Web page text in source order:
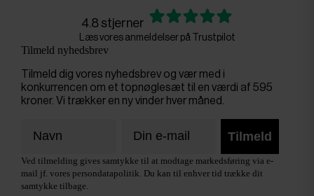
4.8 stjerner
Læs vores anmeldelser på Trustpilot
Tilmeld nyhedsbrev
Tilmeld dig vores nyhedsbrev og vær med i
konkurrencen om et topnøglesæt til en værdi af 595
kroner. Vi trækker en ny vinder hver måned.
Tilmeld
Ved tilmelding gives samtykke til at modtage markedsføring via e-
mail jf. vores persondatapolitik. Du kan til enhver tid trække dit
samtykke tilbage.